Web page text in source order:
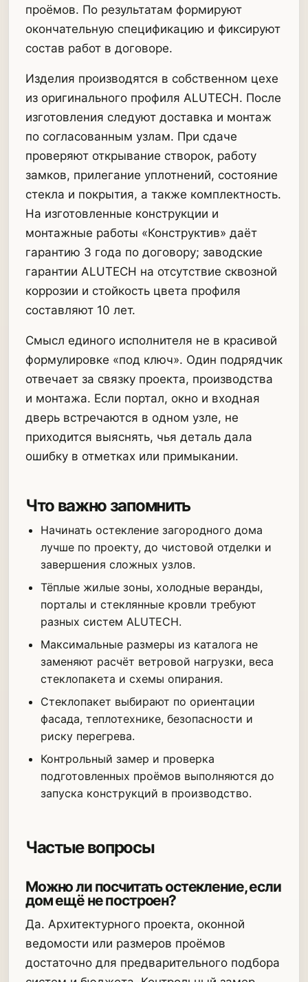
проёмов. По результатам формируют
окончательную спецификацию и фиксируют
состав работ в договоре.
Изделия производятся в собственном цехе
из оригинального профиля ALUTECH. После
изготовления следуют доставка и монтаж
по согласованным узлам. При сдаче
проверяют открывание створок, работу
замков, прилегание уплотнений, состояние
стекла и покрытия, а также комплектность.
На изготовленные конструкции и
монтажные работы «Конструктив» даёт
гарантию 3 года по договору; заводские
гарантии ALUTECH на отсутствие сквозной
коррозии и стойкость цвета профиля
составляют 10 лет.
Смысл единого исполнителя не в красивой
формулировке «под ключ». Один подрядчик
отвечает за связку проекта, производства
и монтажа. Если портал, окно и входная
дверь встречаются в одном узле, не
приходится выяснять, чья деталь дала
ошибку в отметках или примыкании.
Что важно запомнить
Начинать остекление загородного дома
лучше по проекту, до чистовой отделки и
завершения сложных узлов.
Тёплые жилые зоны, холодные веранды,
порталы и стеклянные кровли требуют
разных систем ALUTECH.
Максимальные размеры из каталога не
заменяют расчёт ветровой нагрузки, веса
стеклопакета и схемы опирания.
Стеклопакет выбирают по ориентации
фасада, теплотехнике, безопасности и
риску перегрева.
Контрольный замер и проверка
подготовленных проёмов выполняются до
запуска конструкций в производство.
Частые вопросы
Можно ли посчитать остекление, если
дом ещё не построен?
Да. Архитектурного проекта, оконной
ведомости или размеров проёмов
достаточно для предварительного подбора